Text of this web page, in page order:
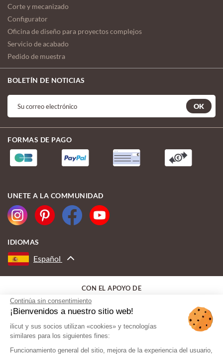
Continúa sin consentimiento
¡Bienvenidos a nuestro sitio web!
ilicut y sus socios utilizan «cookies» y tecnologías
similares para los siguientes fines:
Funcionamiento general del sitio, mejora de la experiencia del usuario,
Corte y mecanizado
Configurator
Oficina de diseño para proyectos complejos
Servicio de acabado
Pedido de muestra
BOLETÍN DE NOTICIAS
OK
FORMAS DE PAGO
UNETE A LA COMMUNIDAD
IDIOMAS
Español
CON EL APOYO DE